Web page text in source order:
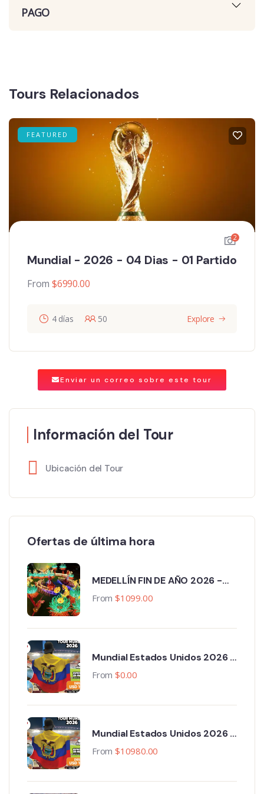
PAGO
Tours Relacionados
FEATURED
2
Mundial - 2026 - 04 Dias - 01 Partido
From $6990.00
4 días 50 Explore
Enviar un correo sobre este tour
Información del Tour
Ubicación del Tour
Ofertas de última hora
MEDELLÍN FIN DE AÑO 2026 -
2027
From $1099.00
Mundial Estados Unidos 2026 -
Primera Fase 13 ciudades - 18
Noches, 19 Días, 3 Partidos
From $0.00
Mundial Estados Unidos 2026 -
Primera Fase 11 ciudades,
From $10980.00